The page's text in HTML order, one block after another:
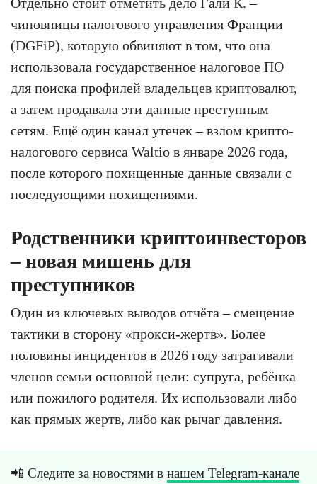
чиновницы налогового управления Франции
(DGFiP), которую обвиняют в том, что она
использовала государственное налоговое ПО
для поиска профилей владельцев криптовалют,
а затем продавала эти данные преступным
сетям. Ещё один канал утечек – взлом крипто-
налогового сервиса Waltio в январе 2026 года,
после которого похищенные данные связали с
последующими похищениями.
Родственники криптоинвесторов
– новая мишень для
преступников
Один из ключевых выводов отчёта – смещение
тактики в сторону «прокси-жертв». Более
половины инцидентов в 2026 году затрагивали
членов семьи основной цели: супруга, ребёнка
или пожилого родителя. Их использовали либо
как прямых жертв, либо как рычаг давления.
📲 Следите за новостями в нашем Telegram-канале